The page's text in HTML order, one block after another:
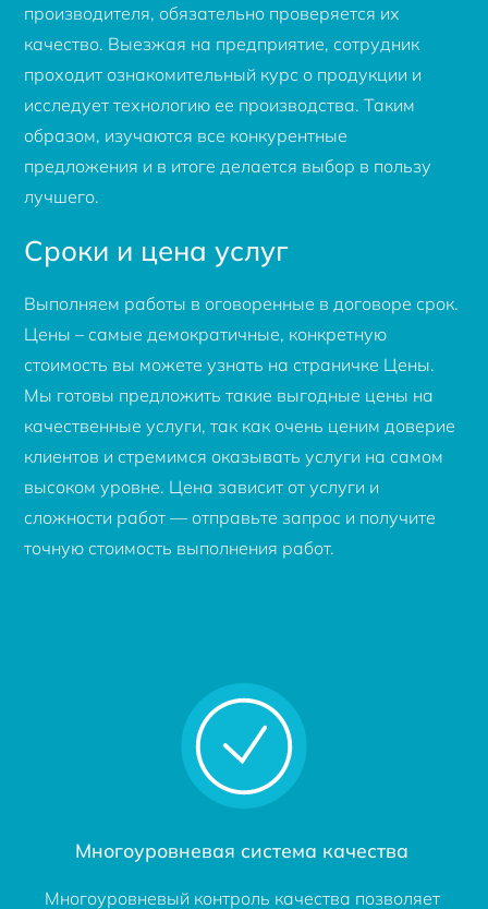
производителя, обязательно проверяется их
качество. Выезжая на предприятие, сотрудник
проходит ознакомительный курс о продукции и
исследует технологию ее производства. Таким
образом, изучаются все конкурентные
предложения и в итоге делается выбор в пользу
лучшего.
Сроки и цена услуг
Выполняем работы в оговоренные в договоре срок.
Цены – самые демократичные, конкретную
стоимость вы можете узнать на страничке Цены.
Мы готовы предложить такие выгодные цены на
качественные услуги, так как очень ценим доверие
клиентов и стремимся оказывать услуги на самом
высоком уровне. Цена зависит от услуги и
сложности работ — отправьте запрос и получите
точную стоимость выполнения работ.
Многоуровневая система качества
Многоуровневый контроль качества позволяет